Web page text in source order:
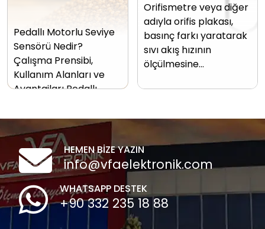
Pedallı Motorlu Seviye
Sensörü Nedir?
Çalışma Prensibi,
Kullanım Alanları ve
Avantajları Pedallı…
Orifismetre veya diğer
adıyla orifis plakası,
basınç farkı yaratarak
sıvı akış hızının
ölçülmesine…
HEMEN BİZE YAZIN
info@vfaelektronik.com
WHATSAPP DESTEK
+90 332 235 18 88